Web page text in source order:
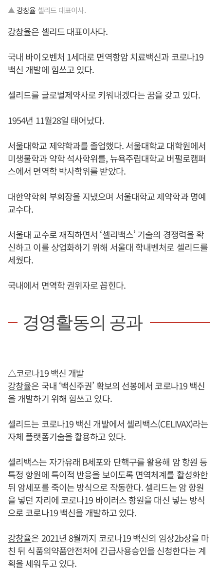
▲강창율 셀리드 대표이사.
강창율은 셀리드 대표이사다.
국내 바이오벤처 1세대로 면역항암 치료백신과 코로나19
백신 개발에 힘쓰고 있다.
셀리드를 글로벌제약사로 키워내겠다는 꿈을 갖고 있다.
1954년 11월28일 태어났다.
서울대학교 제약학과를 졸업했다. 서울대학교 대학원에서
미생물학과 약학 석사학위를, 뉴욕주립대학교 버펄로캠퍼
스에서 면역학 박사학위를 받았다.
대한약학회 부회장을 지냈으며 서울대학교 제약학과 명예
교수다.
서울대 교수로 재직하면서 ‘셀리백스’ 기술의 경쟁력을 확
신하고 이를 상업화하기 위해 서울대 학내벤처로 셀리드를
세웠다.
국내에서 면역학 권위자로 꼽힌다.
경영활동의 공과
△코로나19 백신 개발
강창율은 국내 ‘백신주권’ 확보의 선봉에서 코로나19 백신
을 개발하기 위해 힘쓰고 있다.
셀리드는 코로나19 백신 개발에서 셀리백스(CELIVAX)라는
자체 플랫폼기술을 활용하고 있다.
셀리백스는 자가유래 B세포와 단핵구를 활용해 암 항원 등
특정 항원에 특이적 반응을 보이도록 면역체계를 활성화한
뒤 암세포를 죽이는 방식으로 작동한다. 셀리드는 암 항원
을 넣던 자리에 코로나19 바이러스 항원을 대신 넣는 방식
으로 코로나19 백신을 개발하고 있다.
강창율은 2021년 8월까지 코로나19 백신의 임상2b상을 마
친 뒤 식품의약품안전처에 긴급사용승인을 신청한다는 계
획을 세워두고 있다.